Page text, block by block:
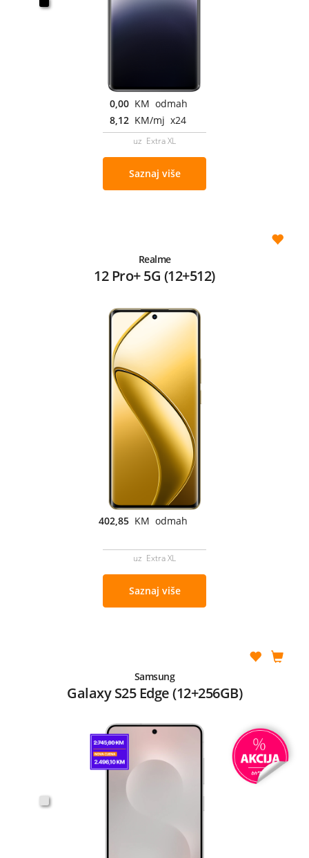
0,00 KM odmah
8,12 KM/mj x24
uz Extra XL
Saznaj više
Realme
12 Pro+ 5G (12+512)
402,85 KM odmah
uz Extra XL
Saznaj više
Samsung
Galaxy S25 Edge (12+256GB)